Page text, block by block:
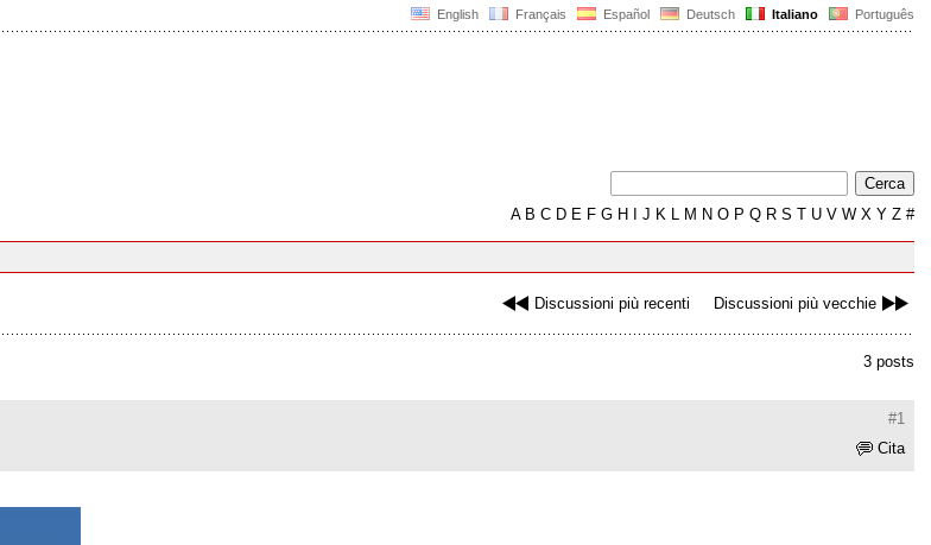
English Français Español Deutsch Italiano Português
AB C D E F G H J K L M N O P Q R S T U V W X Y Z #
Discussioni più recenti Discussioni più vecchie
3 posts
#1
Cita